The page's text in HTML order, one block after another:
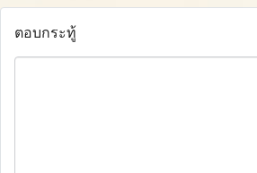
ตอบกระทู้